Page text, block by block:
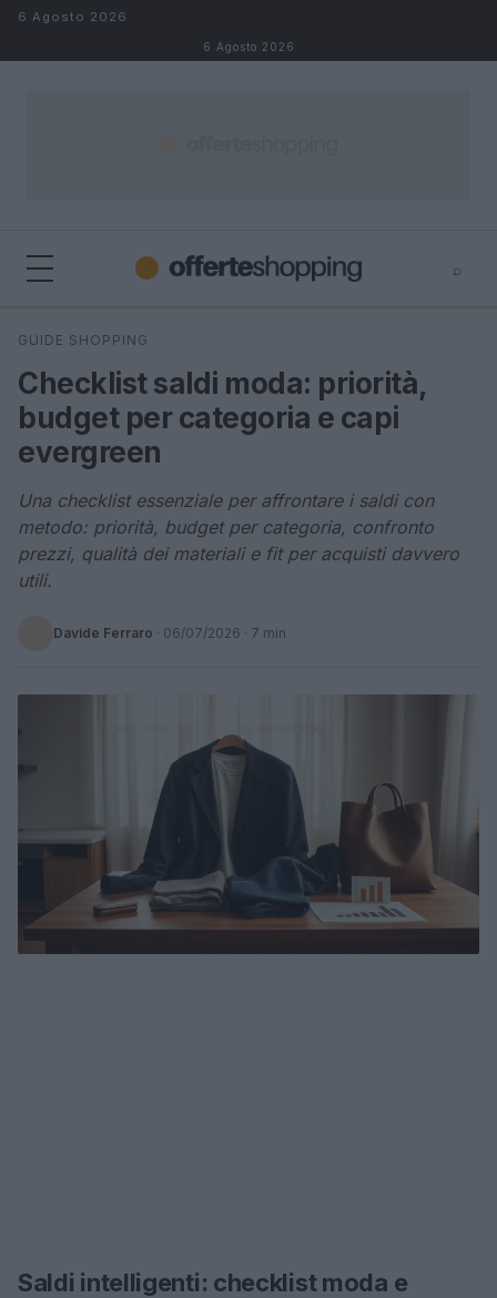
Salta al contenuto
6 Agosto 2026
6 Agosto 2026
⌕
Cerca
GUIDE SHOPPING
Checklist saldi moda: priorità,
budget per categoria e capi
evergreen
Una checklist essenziale per affrontare i saldi con
metodo: priorità, budget per categoria, confronto
prezzi, qualità dei materiali e fit per acquisti davvero
utili.
Davide Ferraro · 06/07/2026 · 7 min
Saldi intelligenti: checklist moda e